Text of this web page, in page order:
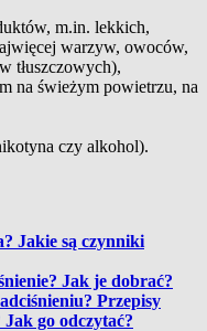
m.in. lekkich,
warzyw, owoców,
tłuszczowych),
na świeżym powietrzu, na
czy alkohol).
Jakie są czynniki
Jak je dobrać?
Przepisy
go odczytać?